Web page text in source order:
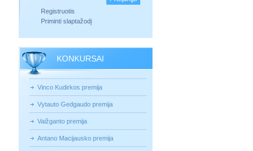
Registruotis
Priminti slaptažodį
KONKURSAI
Vinco Kudirkos premija
Vytauto Gedgaudo premija
Vaižganto premija
Antano Macijausko premija